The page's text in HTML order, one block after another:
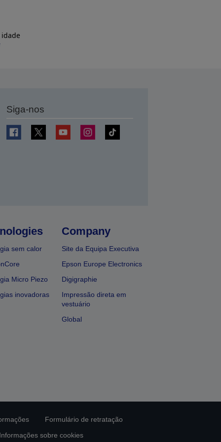
Siga-nos
sem calor
Micro Piezo
inovadoras
Company
Site da Equipa Executiva
Epson Europe Electronics
Digigraphie
Impressão direta em
vestuário
Global
Formulário de retratação
Informações sobre cookies